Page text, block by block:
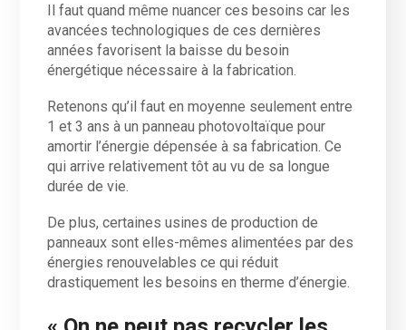
Il faut quand même nuancer ces besoins car les
avancées technologiques de ces dernières
années favorisent la baisse du besoin
énergétique nécessaire à la fabrication.
Retenons qu’il faut en moyenne seulement entre
1 et 3 ans à un panneau photovoltaïque pour
amortir l’énergie dépensée à sa fabrication. Ce
qui arrive relativement tôt au vu de sa longue
durée de vie.
De plus, certaines usines de production de
panneaux sont elles-mêmes alimentées par des
énergies renouvelables ce qui réduit
drastiquement les besoins en therme d’énergie.